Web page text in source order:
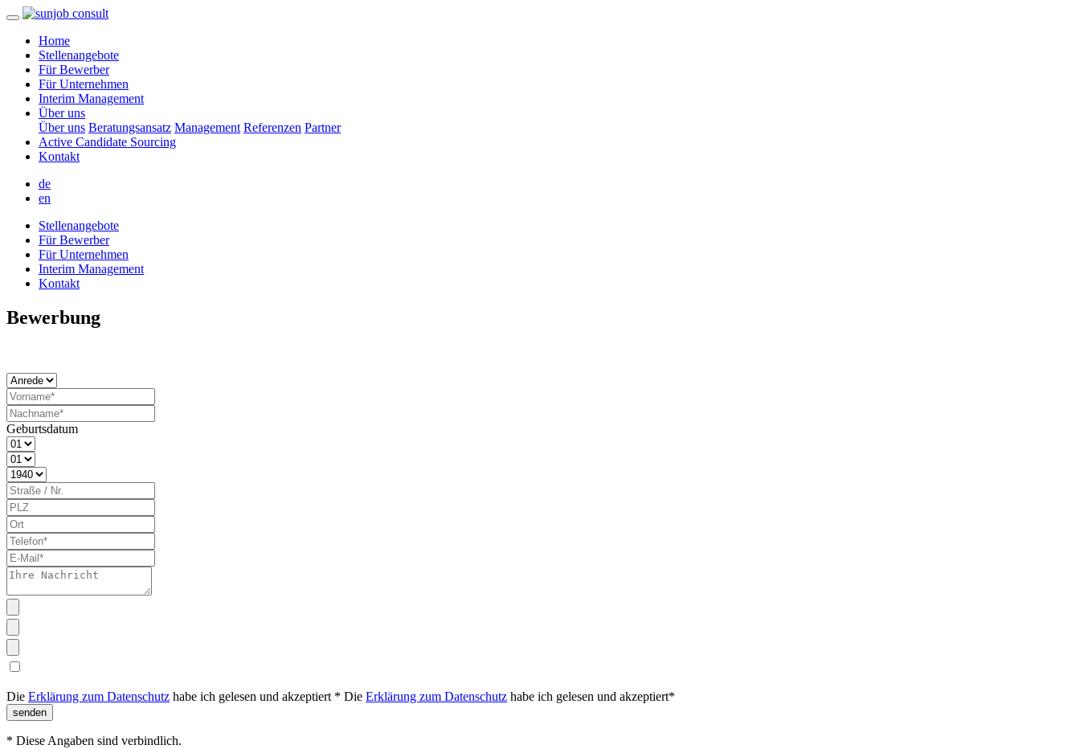
Home
Stellenangebote
Für Bewerber
Für Unternehmen
Interim Management
Über uns
Über uns Beratungsansatz Management Referenzen Partner
Active Candidate Sourcing
Kontakt
de
en
Stellenangebote
Für Bewerber
Für Unternehmen
Interim Management
Kontakt
Bewerbung
Geburtsdatum
Die Erklärung zum Datenschutz habe ich gelesen und akzeptiert * Die Erklärung zum Datenschutz habe ich gelesen und akzeptiert*
* Diese Angaben sind verbindlich.